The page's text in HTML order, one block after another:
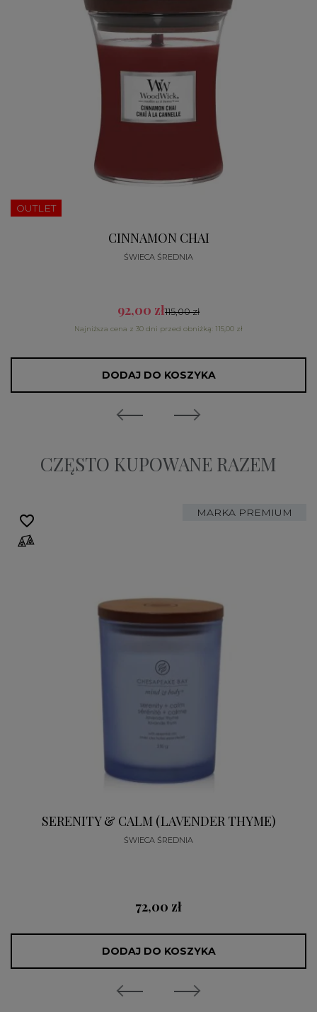
OUTLET
CINNAMON CHAI
ŚWIECA ŚREDNIA
92,00 zł115,00 zł
Najniższa cena z 30 dni przed obniżką: 115,00 zł
DODAJ DO KOSZYKA
CZĘSTO KUPOWANE RAZEM
MARKA PREMIUM
SERENITY & CALM (LAVENDER THYME)
ŚWIECA ŚREDNIA
72,00 zł
DODAJ DO KOSZYKA
favorite_border